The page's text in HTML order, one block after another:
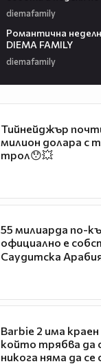
diemafamily
Романтичнa
DIEMA FAMILY
diemafamily
Тийнейджър
милион долара с
трол😯💥
55 милиарда по-
официално е
Саудитска
Barbie 2 има
който трябва да
никога няма да се